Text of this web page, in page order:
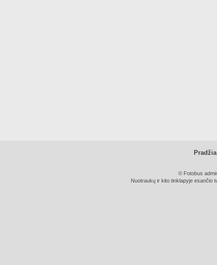
Pradžia
© Fotobus
Nuotraukų ir kito tinklapyje esančio